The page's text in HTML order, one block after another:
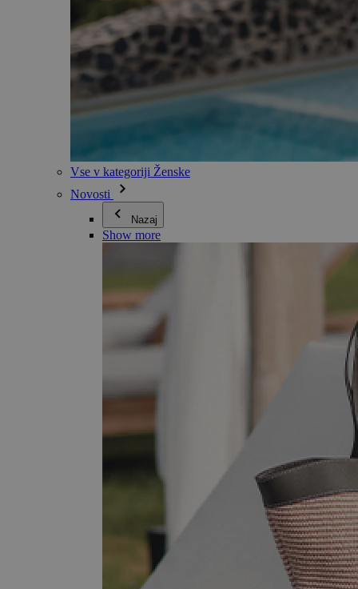
Vse v kategoriji Ženske
Novosti
Nazaj
Show more